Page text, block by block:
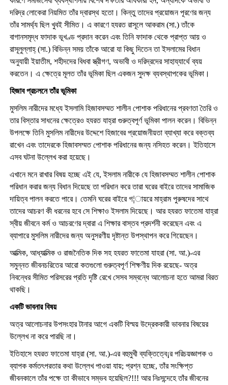
দরিদ্র লোকেরা নিয়মিত তাঁর দ্বারস্থ হতো। কিন্তু তাদের প্রয়োজন পূরণের জন্য
তাঁর সামর্থ্য ছিল খুবই সীমিত। এ কারণে হযরত রাসূলে আকরাম (সা.) তাঁকে
বাগানসমৃদ্ধ ফাদাক ভূখণ্ড প্রদান করেন এবং তিনি ফাদাক থেকে প্রাপ্ত আয় ও
রাসূলুল্লাহ্ (সা.) বিভিন্ন সময় তাঁকে আরো যা কিছু দিতেন তা ইসলামের বিধান
অনুযায়ী ইয়াতীম, শহীদদের বিধবা স্ত্রীগণ, অভাবী ও দরিদ্রদের সাহায্যার্থে ব্যয়
করতেন। এ ক্ষেত্রে মূলত তাঁর ভূমিকা ছিল একজন সুদক্ষ ব্যবস্থাপকের ভূমিকা।
হিজাব প্রচলনে তাঁর ভূমিকা
মুসলিম নারীদের মধ্যে ইসলামি হিজাবসম্মত শালীন পোশাক পরিধানের প্রবণতা তৈরি ও
তার বিস্তার সাধনের ক্ষেত্রেও হযরত যাহ্রা গুরুত্বপূর্ণ ভূমিকা পালন করেন। বিভিন্ন
উপলক্ষে তিনি মুসলিম নারীদের উদ্দেশে হিজাবের প্রয়োজনীয়তা ব্যাখ্যা করে বক্তব্য
রাখেন এবং তাদেরকে হিজাবসম্মত পোশাক পরিধানের জন্য নসিহত করেন। ইতিহাসে
এসব ঘটনা উল্লেখ করা হয়েছে।
এখানে মনে রাখার বিষয় হচ্ছে এই যে, ইসলাম নারীকে যে হিজাবসম্মত শালীন পোশাক
পরিধান করার জন্য বিধান দিয়েছে তা পরিধান করে তারা ঘরের বাইরে তাদের সামাজিক
দায়িত্ব পালন করতে পারে। তেমনি ঘরের বাইরে গ¦ায়রে মাহ্রাম পুরুষদের সাথে
তাদের আচরণ কী ধরনের হবে সে শিক্ষাও ইসলাম দিয়েছে। আর হযরত ফাতেমা যাহ্রা
স্বীয় জীবনে কর্ম ও আচরণের দ্বারা এ শিক্ষার বাস্তব প্রদর্শনী করেছেন এবং এ
ব্যাপারে মুসলিম নারীদের জন্য অনুসরণীয় দৃষ্টান্ত উপস্থাপন করে গিয়েছেন।
আত্মিক, আধ্যাত্মিক ও রাজনৈতিক দিক সহ হযরত ফাতেমা যাহরা (সা. আ.)-এর
সমুন্নত জীবনচরিতের আরো কতগুলো গুরুত্বপূর্ণ শিক্ষণীয় দিক রয়েছে- অত্র
নিবন্ধের সীমিত পরিসরের প্রতি দৃষ্টি রেখে সেসব সম্বন্ধে আলোচনা হতে আমরা বিরত
থাকছি।
একটি ভাবনার বিষয়
অত্র আলোচনার উপসংহার টানার আগে একটি বিস্ময় উদ্রেককারী ভাবনার বিষয়ের
উল্লেখ না করে পারছি না।
ইতিহাসে হযরত ফাতেমা যাহ্রা (সা. আ.)-এর বহুমুখী ব্যক্তিত্বে¡র পরিচয়জ্ঞাপক ও
ব্যাপক কর্মতৎপরতার কথা উল্লেখ পাওয়া যায়; প্রশ্ন হচ্ছে, তাঁর সংক্ষিপ্ত
জীবনকালে তাঁর পক্ষে তা কীভাবে সম্ভব হয়েছিল?!!! আর নিঃসন্দেহে তাঁর জীবনের